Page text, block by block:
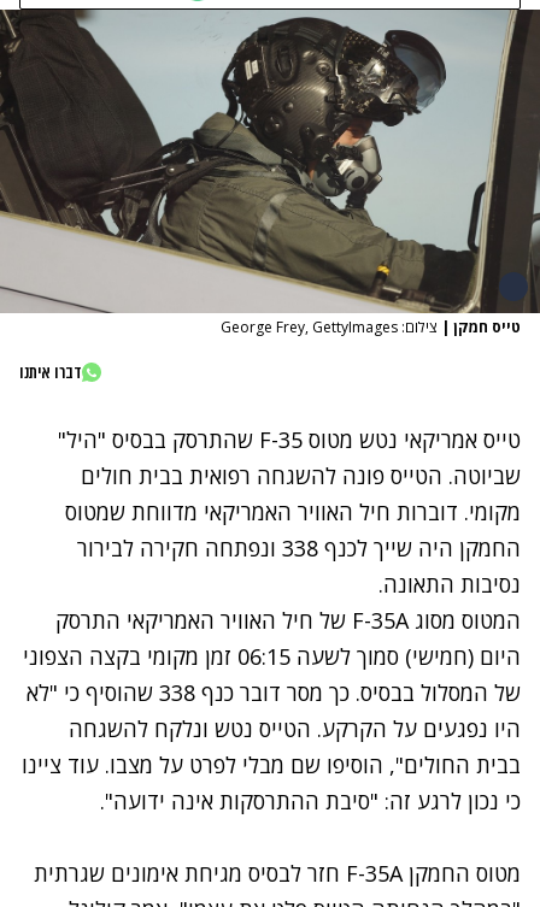
טייס חמקן | צילום: George Frey, GettyImages
דברו איתנו
טייס אמריקאי נטש מטוס F-35 שהתרסק בבסיס "היל"
שביוטה. הטייס פונה להשגחה רפואית בבית חולים
מקומי. דוברות חיל האוויר האמריקאי מדווחת שמטוס
החמקן היה שייך לכנף 338
ונפתחה חקירה לבירור
נסיבות התאונה.
המטוס מסוג F-35A של חיל האוויר האמריקאי התרסק
היום (חמישי) סמוך לשעה 06:15 זמן מקומי בקצה הצפוני
של המסלול בבסיס. כך מסר דובר כנף 338 שהוסיף כי "לא
היו נפגעים על הקרקע. הטייס נטש ונלקח להשגחה
בבית החולים", הוסיפו שם מבלי לפרט על מצבו. עוד ציינו
כי נכון לרגע זה: "סיבת ההתרסקות אינה ידועה".
מטוס החמקן F-35A חזר לבסיס מגיחת אימונים שגרתית